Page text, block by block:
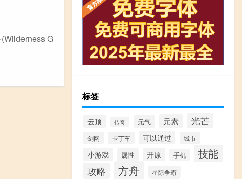
G
标签
云顶 传奇 元气 元素 光芒
剑网 卡丁车 可以通过 城市
小游戏 属性 开原 手机 技能
攻略 方舟 星际争霸